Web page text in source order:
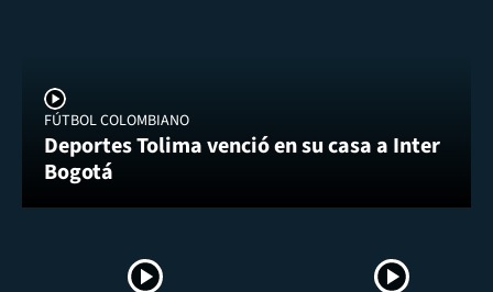
FÚTBOL COLOMBIANO
Deportes Tolima venció en su casa a Inter
Bogotá